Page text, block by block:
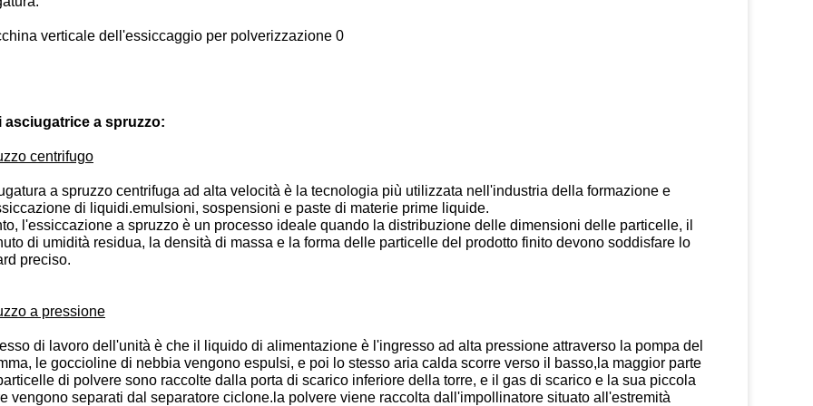
asciugatrice a spruzzo:
centrifugo
a spruzzo centrifuga ad alta velocità è la tecnologia più utilizzata nell'industria della formazione e
di liquidi.emulsioni, sospensioni e paste di materie prime liquide.
l'essiccazione a spruzzo è un processo ideale quando la distribuzione delle dimensioni delle particelle, il
di umidità residua, la densità di massa e la forma delle particelle del prodotto finito devono soddisfare lo
preciso.
a pressione
di lavoro dell'unità è che il liquido di alimentazione è l'ingresso ad alta pressione attraverso la pompa del
le goccioline di nebbia vengono espulsi, e poi lo stesso aria calda scorre verso il basso,la maggior parte
di polvere sono raccolte dalla porta di scarico inferiore della torre, e il gas di scarico e la sua piccola
vengono separati dal separatore ciclone.la polvere viene raccolta dall'impollinatore situato all'estremità